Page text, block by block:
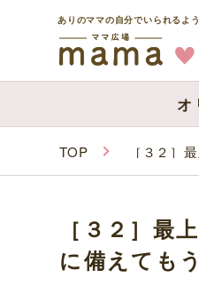
ありのママの自分でいられるよ
TOP ［３２］
［３２］最
に備えても